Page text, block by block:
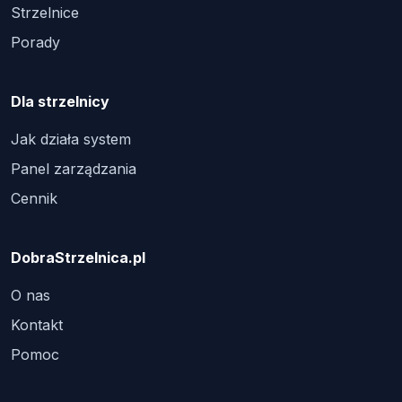
Strzelnice
Porady
Dla strzelnicy
Jak działa system
Panel zarządzania
Cennik
DobraStrzelnica.pl
O nas
Kontakt
Pomoc